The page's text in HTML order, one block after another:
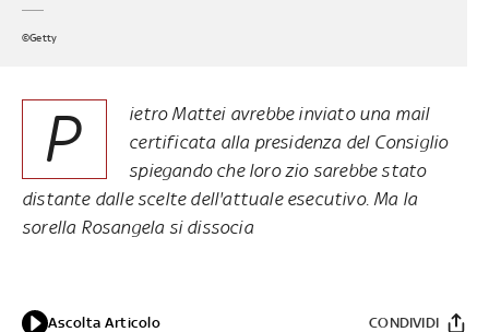
©Getty
P
ietro Mattei avrebbe inviato una mail
certificata alla presidenza del Consiglio
spiegando che loro zio sarebbe stato
distante dalle scelte dell'attuale esecutivo. Ma la
sorella Rosangela si dissocia
Ascolta Articolo
CONDIVIDI